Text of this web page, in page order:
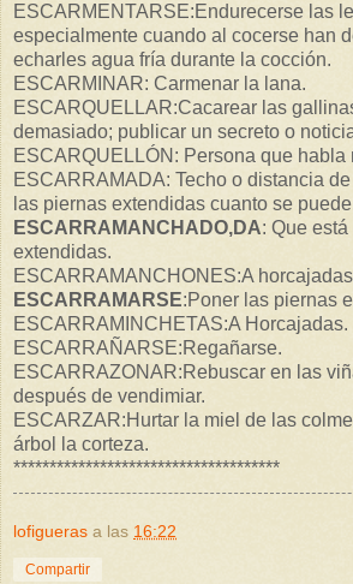
ESCARMENTARSE:Endurecerse las
especialmente cuando al cocerse han
echarles agua fría durante la cocción.
ESCARMINAR: Carmenar la lana.
ESCARQUELLAR:Cacarear las
demasiado; publicar un secreto o
ESCARQUELLÓN: Persona que habla
ESCARRAMADA: Techo o distancia
las piernas extendidas cuanto se
ESCARRAMANCHADO,DA: Que
extendidas.
ESCARRAMANCHONES:A
ESCARRAMARSE:Poner las piernas
ESCARRAMINCHETAS:A Horcajadas.
ESCARRAÑARSE:Regañarse.
ESCARRAZONAR:Rebuscar en las
después de vendimiar.
ESCARZAR:Hurtar la miel de las
árbol la corteza.
*************************************
lofigueras a las 16:22
Compartir